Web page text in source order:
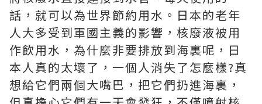
話，就可以為世界節約用水。日本的老年
人大多受到軍國主義的影響，核廢液被用
作飲用水，為什麼非要排放到海裏呢，日
本人真的太壞了，一個人消失了怎麼樣?真
想給它們兩個大嘴巴，把它們扔進海裏，